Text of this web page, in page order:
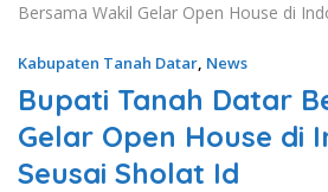
Bersama Wakil Gelar Open House di
Kabupaten Tanah Datar, News
Bupati Tanah Datar
Gelar Open House di
Seusai Sholat Id